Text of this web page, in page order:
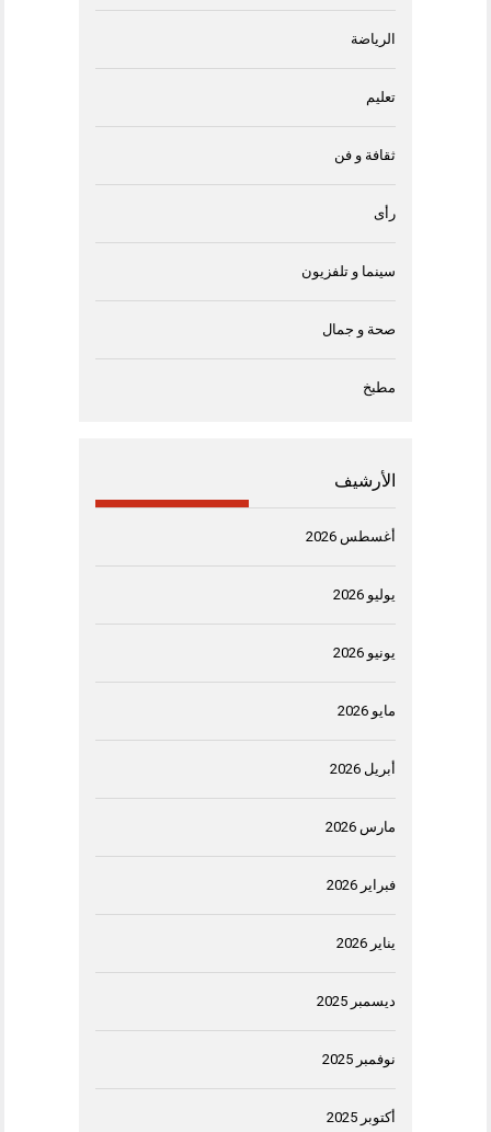
الرياضة
تعليم
ثقافة و فن
رأى
سينما و تلفزيون
صحة و جمال
مطبخ
الأرشيف
أغسطس 2026
يوليو 2026
يونيو 2026
مايو 2026
أبريل 2026
مارس 2026
فبراير 2026
يناير 2026
ديسمبر 2025
نوفمبر 2025
أكتوبر 2025